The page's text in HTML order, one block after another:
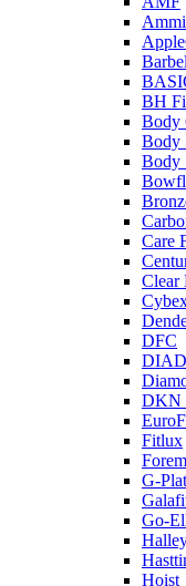
BH
Body
Body
Body
Care
Clear
DFC
DKN
Fitlux
G-
Go-
Hoist